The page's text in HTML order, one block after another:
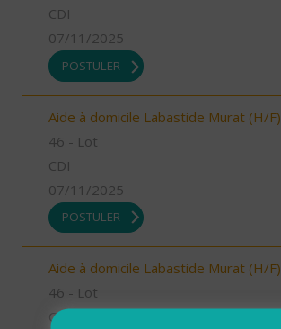
CDI
07/11/2025
POSTULER
Aide à domicile Labastide Murat (H/F)
46 - Lot
CDI
07/11/2025
POSTULER
Aide à domicile Labastide Murat (H/F)
46 - Lot
CDI